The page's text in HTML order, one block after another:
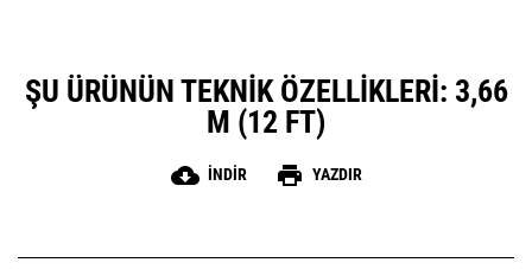
ŞU ÜRÜNÜN TEKNIK ÖZELLIKLERI: 3,66
M (12 FT)
cloud_download İNDIR print YAZDIR